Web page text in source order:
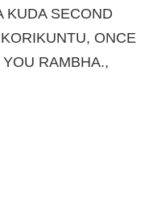
KUDA SECOND
ONCE
RAMBHA.,